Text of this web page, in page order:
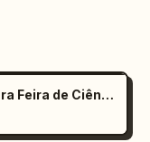
Póster Divertido e Educacional para Feira de Ciências Infantil